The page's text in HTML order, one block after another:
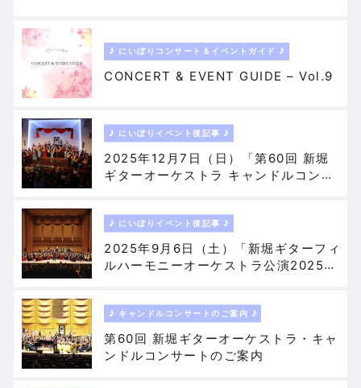
♪ にいぼりコンサート＆イベントガイド ♪
CONCERT & EVENT GUIDE – Vol.9
♪ にいぼりイベント後記事 ♪
2025年12月7日（日）「第60回 新堀
ギターオーケストラ キャンドルコンサ
♪ にいぼりイベント後記事 ♪
2025年9月6日（土）「新堀ギターフィ
ルハーモニーオーケストラ公演2025」
♪ キャンドルコンサートのご案内 ♪
第60回 新堀ギターオーケストラ・キャ
ンドルコンサートのご案内